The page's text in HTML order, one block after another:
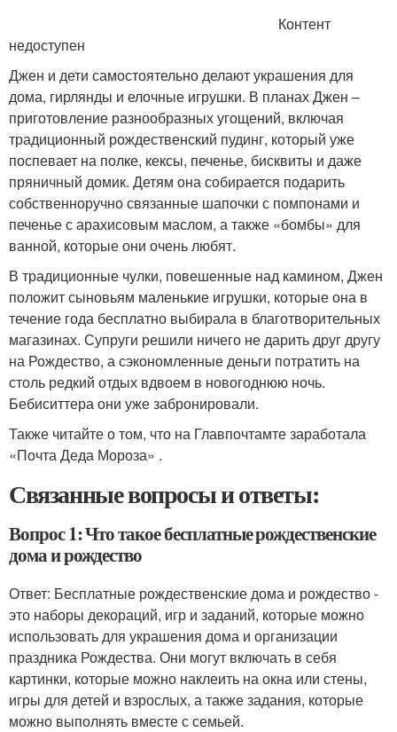
Контент
недоступен
Джен и дети самостоятельно делают украшения для
дома, гирлянды и елочные игрушки. В планах Джен –
приготовление разнообразных угощений, включая
традиционный рождественский пудинг, который уже
поспевает на полке, кексы, печенье, бисквиты и даже
пряничный домик. Детям она собирается подарить
собственноручно связанные шапочки с помпонами и
печенье с арахисовым маслом, а также «бомбы» для
ванной, которые они очень любят.
В традиционные чулки, повешенные над камином, Джен
положит сыновьям маленькие игрушки, которые она в
течение года бесплатно выбирала в благотворительных
магазинах. Супруги решили ничего не дарить друг другу
на Рождество, а сэкономленные деньги потратить на
столь редкий отдых вдвоем в новогоднюю ночь.
Бебиситтера они уже забронировали.
Также читайте о том, что на Главпочтамте заработала
«Почта Деда Мороза» .
Связанные вопросы и ответы:
Вопрос 1: Что такое бесплатные рождественские
дома и рождество
Ответ: Бесплатные рождественские дома и рождество -
это наборы декораций, игр и заданий, которые можно
использовать для украшения дома и организации
праздника Рождества. Они могут включать в себя
картинки, которые можно наклеить на окна или стены,
игры для детей и взрослых, а также задания, которые
можно выполнять вместе с семьей.